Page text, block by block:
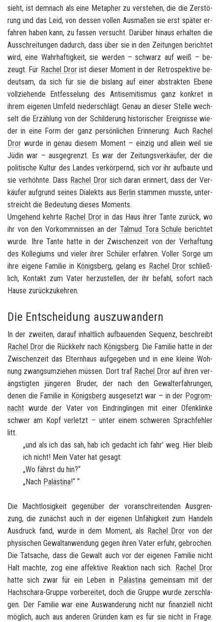
sieht, ist dem­nach als eine Me­ta­pher zu ver­ste­hen, die die Zer­stö­
rung und das Leid, von des­sen vol­len Aus­ma­ßen sie erst spä­ter er­
fah­ren haben kann, zu fas­sen ver­sucht. Dar­über hin­aus er­hal­ten die
Aus­schrei­tun­gen da­durch, dass über sie in den Zei­tun­gen be­rich­tet
wird, eine Wahr­haf­tig­keit, sie wer­den – schwarz auf weiß – be­
zeugt. Für Ra­chel Drorist die­ser Mo­ment in der Re­tro­spek­ti­ve be­
deut­sam, da sich für sie die bis­lang auf einer abs­trak­ten Ebene
voll­zie­hen­de Ent­fes­se­lung des An­ti­se­mi­tis­mus ganz kon­kret in
ihrem ei­ge­nen Um­feld nie­der­schlägt. Genau an die­ser Stel­le wech­
selt die Er­zäh­lung von der Schil­de­rung his­to­ri­scher Er­eig­nis­se wie­
der in eine Form der ganz per­sön­li­chen Er­in­ne­rung: Auch Ra­chel
Dror wurde in genau die­sem Mo­ment – ein­zig und al­lein weil sie
Jüdin war – aus­ge­grenzt. Es war der Zei­tungs­ver­käu­fer, der die
po­li­ti­sche Kul­tur des Lan­des ver­kör­pernd, sich vor ihr auf­bau­te und
sie ver­höhn­te. Dass Ra­chel Drorsich daran er­in­nert, dass der Ver­
käu­fer auf­grund sei­nes Dia­lekts aus Ber­lin stam­men muss­te, un­ter­
streicht die Be­deu­tung die­ses Mo­ments.
Um­ge­hend kehr­te Ra­chel Dror in das Haus ihrer Tante zu­rück, wo
ihr von den Vor­komm­nis­sen an der Tal­mud Tora Schu­le be­rich­tet
wurde. Ihre Tante hatte in der Zwi­schen­zeit von der Ver­haf­tung
des Kol­le­gi­ums und vie­ler ihrer Schü­ler er­fah­ren. Vol­ler Sorge um
ihre ei­ge­ne Fa­mi­lie in Kö­nigs­berg, ge­lang es Ra­chel Dror schließ­
lich, Kon­takt zum Vater her­zu­stel­len, der ihr be­fahl, so­fort nach
Hause zu­rück­zu­keh­ren.
Die Entscheidung auszuwandern
In der zwei­ten, dar­auf in­halt­lich auf­bau­en­den Se­quenz, be­schreibt
Ra­chel Dror die Rück­kehr nach Kö­nigs­berg. Die Fa­mi­lie hatte in der
Zwi­schen­zeit das El­tern­haus auf­ge­ge­ben und in eine klei­ne Woh­
nung zwangs­um­zie­hen müs­sen. Dort traf Ra­chel Dror auf ihren ver­
ängs­tig­ten jün­ge­ren Bru­der, der nach den Ge­walt­er­fah­run­gen,
denen die Fa­mi­lie in Kö­nigs­berg aus­ge­setzt war – in der Po­grom­
nacht wurde der Vater von Ein­dring­lin­gen mit einer Ofen­klin­ke
schwer am Kopf ver­letzt – unter einem schwe­ren Sprach­feh­ler
litt.
„und als ich das sah, hab ich ge­dacht ich fahr’ weg. Hier bleib
ich nicht! Mein Vater hat ge­sagt:
„Wo fährst du hin?“
„Nach Pa­läs­ti­na!“ “
Die Macht­lo­sig­keit ge­gen­über der vor­an­schrei­ten­den Aus­gren­
zung, die zu­nächst auch in der ei­ge­nen Un­fä­hig­keit zum Han­deln
Aus­druck fand, wurde in dem Mo­ment, als Ra­chel Dror von der
phy­si­schen Ge­walt­an­wen­dung gegen ihren Vater er­fuhr, ge­bro­chen.
Die Tat­sa­che, dass die Ge­walt auch vor der ei­ge­nen Fa­mi­lie nicht
Halt mach­te, zog eine af­fek­ti­ve Re­ak­ti­on nach sich. Ra­chel Dror
hatte sich zwar für ein Leben in Pa­läs­ti­nage­mein­sam mit der
Hachs­cha­ra-​Gruppe vor­be­rei­tet, doch die Grup­pe wurde zer­schla­
gen. Der Fa­mi­lie war eine Aus­wan­de­rung nicht nur fi­nan­zi­ell nicht
mög­lich, auch aus an­de­ren Grün­den kam es für sie nicht in Frage.